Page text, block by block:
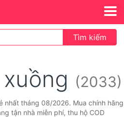
Tìm kiếm
(2033)
nhất tháng 08/2026. Mua chính hãng
tận nhà miễn phí, thu hộ COD